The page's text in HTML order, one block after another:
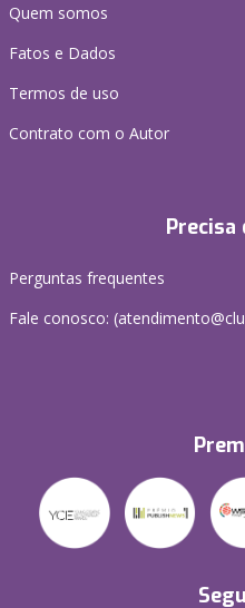
Quem somos
Fatos e Dados
Termos de uso
Contrato com o Autor
Precisa
Perguntas frequentes
Fale conosco: